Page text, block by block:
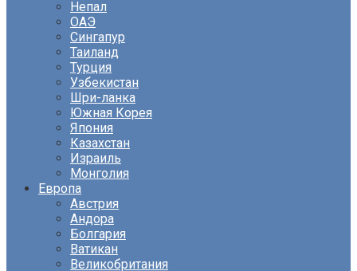
Непал
ОАЭ
Сингапур
Таиланд
Турция
Узбекистан
Шри-ланка
Южная Корея
Япония
Казахстан
Израиль
Монголия
Европа
Австрия
Андора
Болгария
Ватикан
Великобритания